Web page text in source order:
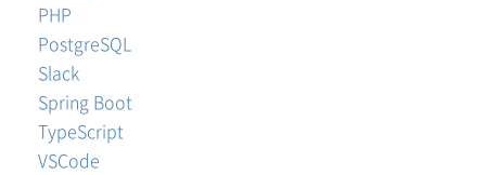
PHP
PostgreSQL
Slack
Spring Boot
TypeScript
VSCode